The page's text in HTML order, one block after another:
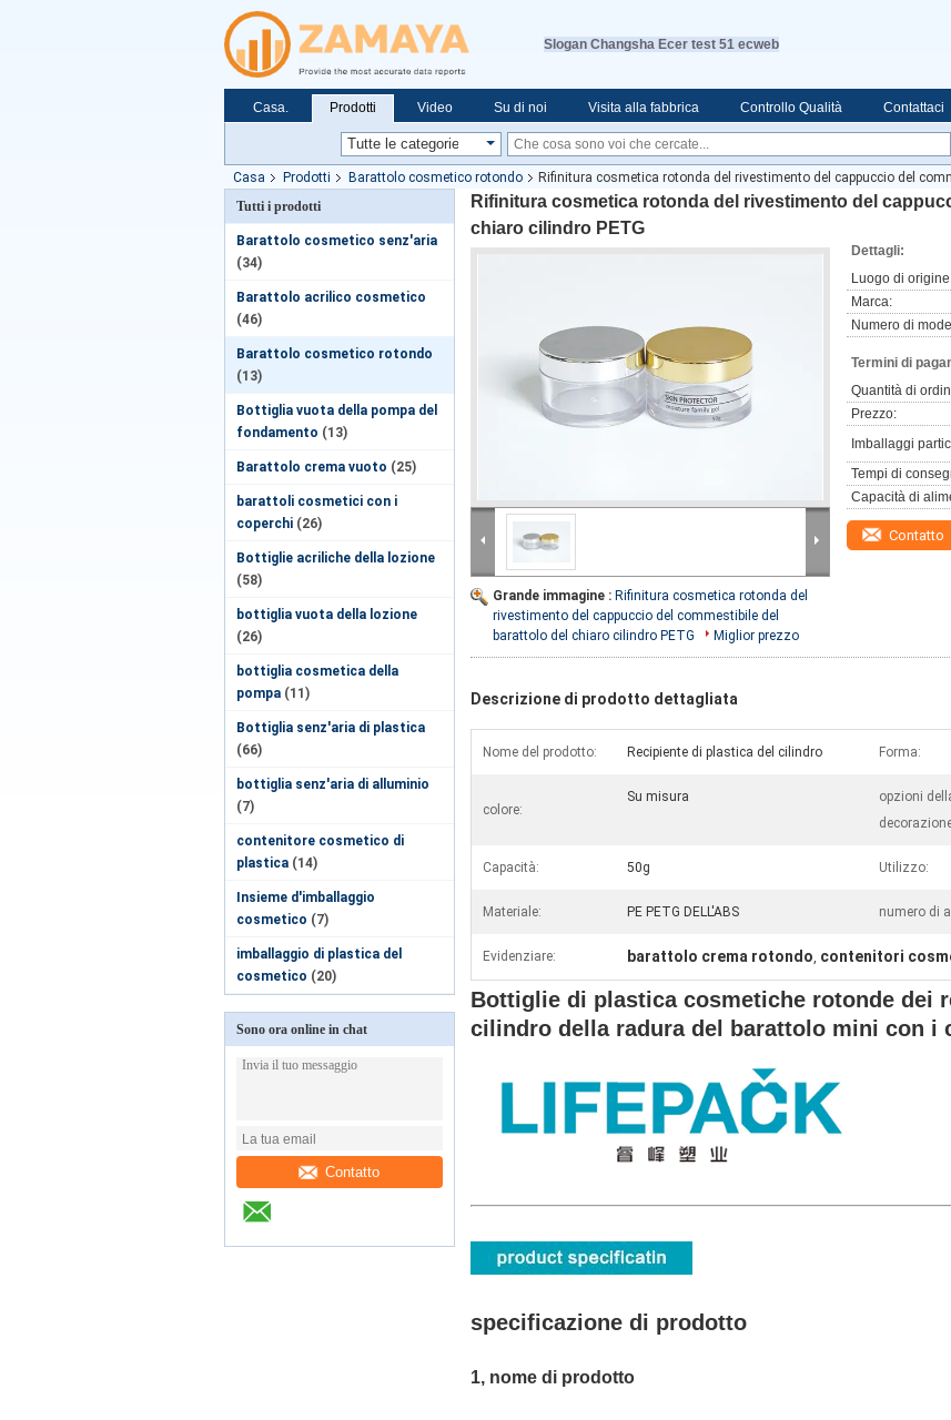
Slogan Changsha Ecer test 51 ecweb
Casa. Prodotti Video Su di noi Visita alla fabbrica Controllo Qualità Contattaci
Casa Prodotti Barattolo cosmetico rotondo
Rifinitura cosmetica rotonda del rivestimento del cappuccio del
Tutti i prodotti
Barattolo cosmetico senz'aria
(34)
Barattolo acrilico cosmetico
(46)
Barattolo cosmetico rotondo
(13)
Bottiglia vuota della pompa del
fondamento (13)
Barattolo crema vuoto (25)
barattoli cosmetici con i
coperchi (26)
Bottiglie acriliche della lozione
(58)
bottiglia vuota della lozione
(26)
bottiglia cosmetica della
pompa (11)
Bottiglia senz'aria di plastica
(66)
bottiglia senz'aria di alluminio
(7)
contenitore cosmetico di
plastica (14)
Insieme d'imballaggio
cosmetico (7)
imballaggio di plastica del
cosmetico (20)
Sono ora online in chat
Contatto
Rifinitura cosmetica rotonda del rivestimento del
chiaro cilindro PETG
Grande immagine : Rifinitura cosmetica rotonda del
rivestimento del cappuccio del commestibile del
barattolo del chiaro cilindro PETG
Miglior prezzo
Dettagli:
Luogo di
Marca:
Numero di
Termini di
Quantità di
Prezzo:
Imballaggi
Tempi di
Capacità di
Contatto
Descrizione di prodotto dettagliata
Nome del prodotto: Recipiente di plastica del cilindro Forma:
colore:
Su misura
opzioni
Capacità: 50g Utilizzo:
Materiale: PE PETG DELL'ABS numero di
Evidenziare: barattolo crema rotondo, contenitori
Bottiglie di plastica cosmetiche rotonde dei
cilindro della radura del barattolo mini con i
specificazione di prodotto
1, nome di prodotto